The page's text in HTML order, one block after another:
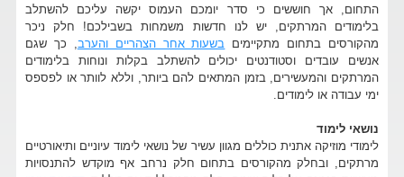
התחום, אך חוששים כי סדר יומכם העמוס יקשה עליכם להשתלב
בלימודים המרתקים, יש לנו חדשות משמחות בשבילכם! חלק ניכר
מהקורסים בתחום מתקיימים בשעות אחר הצהריים והערב , כך שגם
אנשים עובדים וסטודנטים יכולים להשתלב בקלות ונוחות בלימודים
המרתקים והמעשירים, בזמן המתאים להם ביותר, וללא לוותר או לפספס
ימי עבודה או לימודים.
נושאי לימוד
לימודי מוזיקה אתנית כוללים מגוון עשיר של נושאי לימוד עיוניים ותיאורטיים
מרתקים, ובחלק מהקורסים בתחום חלק נרחב אף מוקדש להתנסויות